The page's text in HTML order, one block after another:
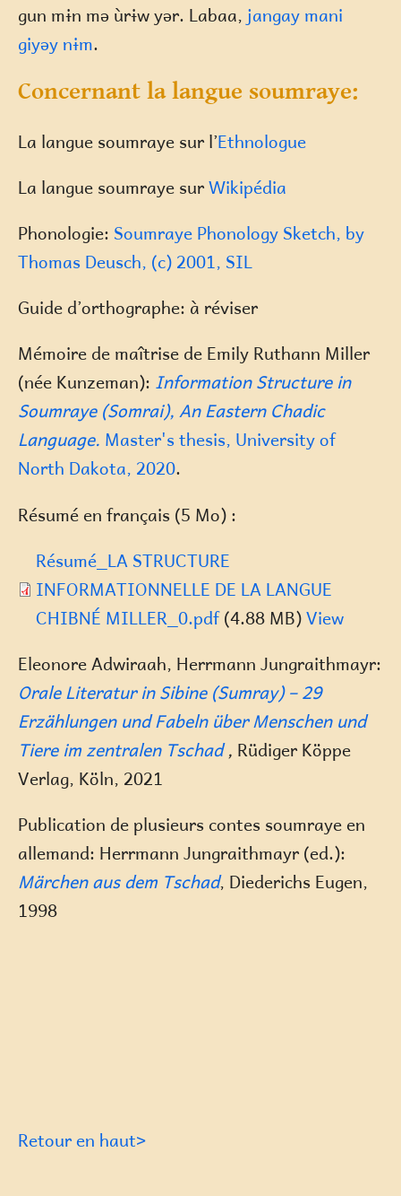
gun mɨn mə ùrɨw yər. Labaa, jangay mani
giyəy nɨm.
Concernant la langue soumraye:
La langue soumraye sur l’Ethnologue
La langue soumraye sur Wikipédia
Phonologie: Soumraye Phonology Sketch, by
Thomas Deusch, (c) 2001, SIL
Guide d’orthographe: à réviser
Mémoire de maîtrise de Emily Ruthann Miller
(née Kunzeman): Information Structure in
Soumraye (Somrai), An Eastern Chadic
Language. Master's thesis, University of
North Dakota, 2020.
Résumé en français (5 Mo) :
Résumé_LA STRUCTURE
INFORMATIONNELLE DE LA LANGUE
CHIBNÉ MILLER_0.pdf(4.88 MB) View
Eleonore Adwiraah, Herrmann Jungraithmayr:
Orale Literatur in Sibine (Sumray) – 29
Erzählungen und Fabeln über Menschen und
Tiere im zentralen Tschad, Rüdiger Köppe
Verlag, Köln, 2021
Publication de plusieurs contes soumraye en
allemand: Herrmann Jungraithmayr (ed.):
Märchen aus dem Tschad, Diederichs Eugen,
1998
Retour en haut>